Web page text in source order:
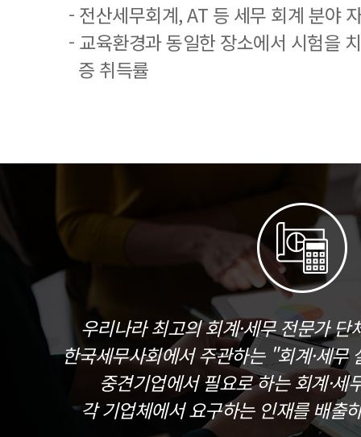
- 전산세무회계, AT 등 세무 회계 분야
- 교육환경과 동일한 장소에서 시험을
증 취득률
우리나라 최고의 회계·세무 전문가
한국세무사회에서 주관하는 "회계·세무
중견기업에서 필요로 하는 회계·세
각 기업체에서 요구하는 인재를 배출